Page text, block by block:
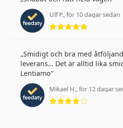
Ulf P., för 10 dagar sedan
Betyg 5 av
Smidigt och bra med
leverans… Det är alltid lika
Lentiamo
Mikael H., för 12 dagar
Betyg 4 av